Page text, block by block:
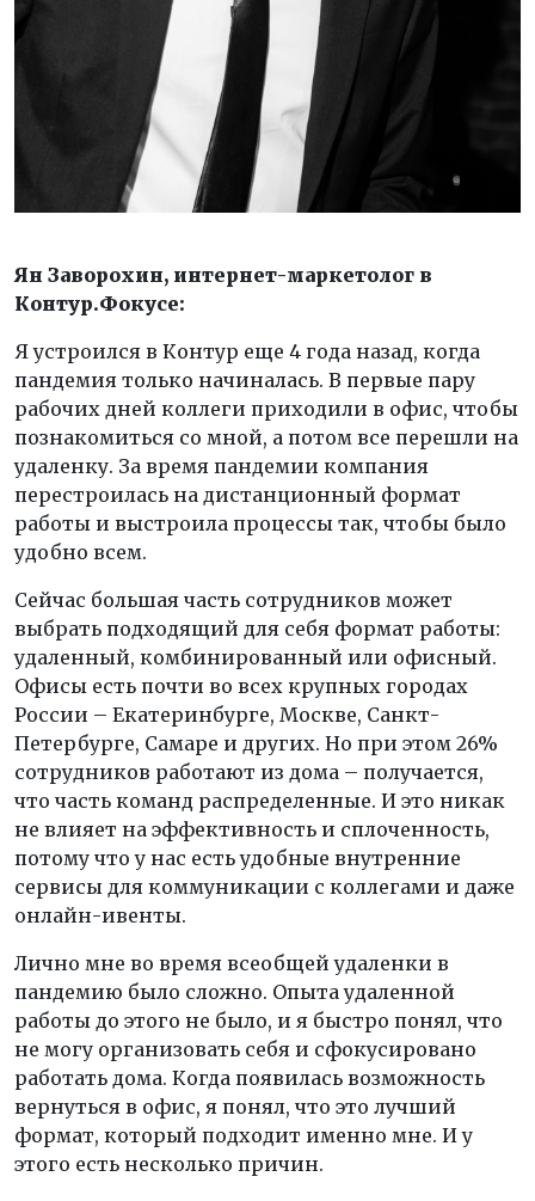
Ян Заворохин, интернет-маркетолог в
Контур.Фокусе:
Я устроился в Контур еще 4 года назад, когда
пандемия только начиналась. В первые пару
рабочих дней коллеги приходили в офис, чтобы
познакомиться со мной, а потом все перешли на
удаленку. За время пандемии компания
перестроилась на дистанционный формат
работы и выстроила процессы так, чтобы было
удобно всем.
Сейчас большая часть сотрудников может
выбрать подходящий для себя формат работы:
удаленный, комбинированный или офисный.
Офисы есть почти во всех крупных городах
России – Екатеринбурге, Москве, Санкт-
Петербурге, Самаре и других. Но при этом 26%
сотрудников работают из дома – получается,
что часть команд распределенные. И это никак
не влияет на эффективность и сплоченность,
потому что у нас есть удобные внутренние
сервисы для коммуникации с коллегами и даже
онлайн-ивенты.
Лично мне во время всеобщей удаленки в
пандемию было сложно. Опыта удаленной
работы до этого не было, и я быстро понял, что
не могу организовать себя и сфокусировано
работать дома. Когда появилась возможность
вернуться в офис, я понял, что это лучший
формат, который подходит именно мне. И у
этого есть несколько причин.